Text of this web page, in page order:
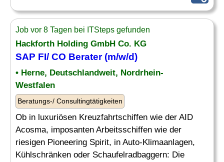
Job vor 8 Tagen bei ITSteps gefunden
Hackforth Holding GmbH Co. KG
SAP FI/ CO Berater(m/w/d)
• Herne, Deutschlandweit, Nordrhein-
Westfalen
Beratungs-/ Consultingtätigkeiten
Ob in luxuriösen Kreuzfahrtschiffen wie der AID
Acosma, imposanten Arbeitsschiffen wie der
riesigen Pioneering Spirit, in Auto-Klimaanlagen,
Kühlschränken oder Schaufelradbaggern: Die